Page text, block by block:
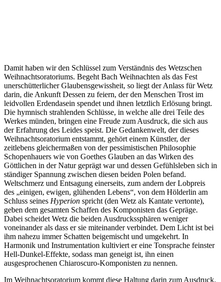
Damit haben wir den Schlüssel zum Verständnis des Wetzschen
Weihnachtsoratoriums. Begeht Bach Weihnachten als das Fest
unerschütterlicher Glaubensgewissheit, so liegt der Anlass für Wetz
darin, die Ankunft Dessen zu feiern, der den Menschen Trost im
leidvollen Erdendasein spendet und ihnen letztlich Erlösung bringt.
Die hymnisch strahlenden Schlüsse, in welche alle drei Teile des
Werkes münden, bringen eine Freude zum Ausdruck, die sich aus
der Erfahrung des Leides speist. Die Gedankenwelt, der dieses
Weihnachtsoratorium entstammt, gehört einem Künstler, der
zeitlebens gleichermaßen von der pessimistischen Philosophie
Schopenhauers wie von Goethes Glauben an das Wirken des
Göttlichen in der Natur geprägt war und dessen Gefühlsleben sich in
ständiger Spannung zwischen diesen beiden Polen befand.
Weltschmerz und Entsagung einerseits, zum andern der Lobpreis
des „einigen, ewigen, glühenden Lebens“, von dem Hölderlin am
Schluss seines Hyperion spricht (den Wetz als Kantate vertonte),
geben dem gesamten Schaffen des Komponisten das Gepräge.
Dabei scheidet Wetz die beiden Ausdruckssphären weniger
voneinander als dass er sie miteinander verbindet. Dem Licht ist bei
ihm nahezu immer Schatten beigemischt und umgekehrt. In
Harmonik und Instrumentation kultiviert er eine Tonsprache feinster
Hell-Dunkel-Effekte, sodass man geneigt ist, ihn einen
ausgesprochenen Chiaroscuro-Komponisten zu nennen.
Im Weihnachtsoratorium kommt diese Haltung darin zum Ausdruck,